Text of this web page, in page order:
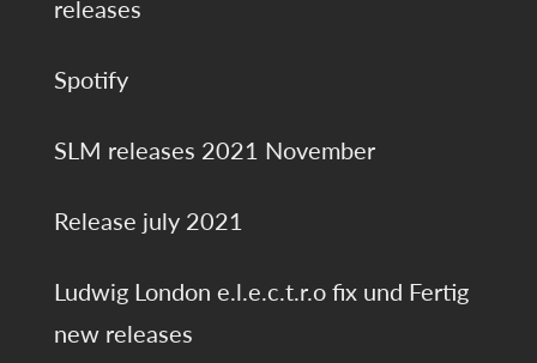
releases
Spotify
SLM releases 2021 November
Release july 2021
Ludwig London e.l.e.c.t.r.o fix und Fertig
new releases